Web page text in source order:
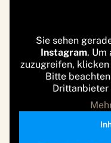
Sie sehen
Instagram. Um
zuzugreifen,
Bitte
Drittanbieter